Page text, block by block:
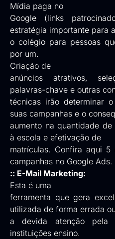
Mídia paga no
Google (links
estratégia importante para
o colégio para pessoas
por um.
Criação de
anúncios atrativos,
palavras-chave e outras
técnicas irão determinar
suas campanhas e o
aumento na quantidade
à escola e efetivação de
matrículas. Confira aqui 5
campanhas no Google Ads.
:: E-Mail Marketing:
Esta é uma
ferramenta que gera
utilizada de forma errada
a devida atenção pela
instituições ensino.